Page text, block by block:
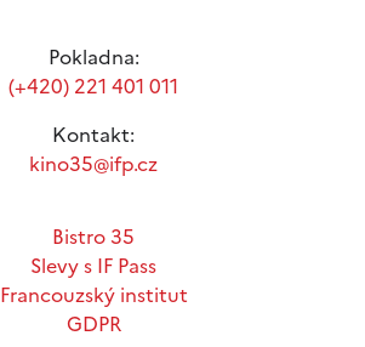
Pokladna:
(+420) 221 401 011
Kontakt:
kino35@ifp.cz
Bistro 35
Slevy s IF Pass
Francouzský institut
GDPR